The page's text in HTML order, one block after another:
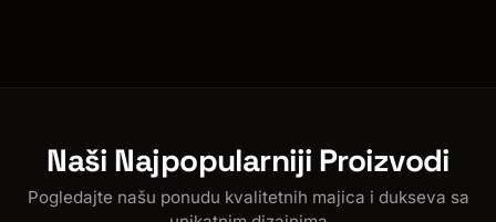
Naši Najpopularniji Proizvodi
Pogledajte našu ponudu kvalitetnih majica i dukseva sa